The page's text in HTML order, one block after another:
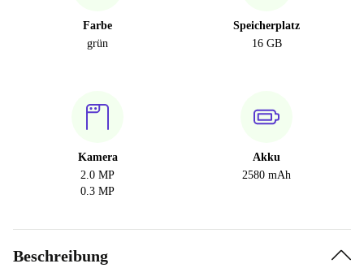
Farbe
grün
Speicherplatz
16 GB
Kamera
2.0 MP
0.3 MP
Akku
2580 mAh
Beschreibung